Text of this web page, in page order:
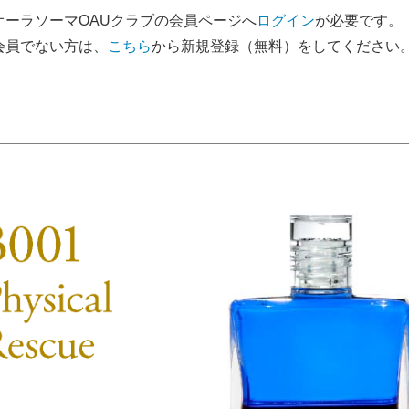
ーラソーマOAUクラブの会員ページへログインが必要です。
員でない方は、
こちらから新規登録（無料）をしてください